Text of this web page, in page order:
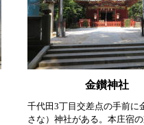
金鑚神社
千代田3丁目交差点の手前に
さな）神社がある。本庄宿